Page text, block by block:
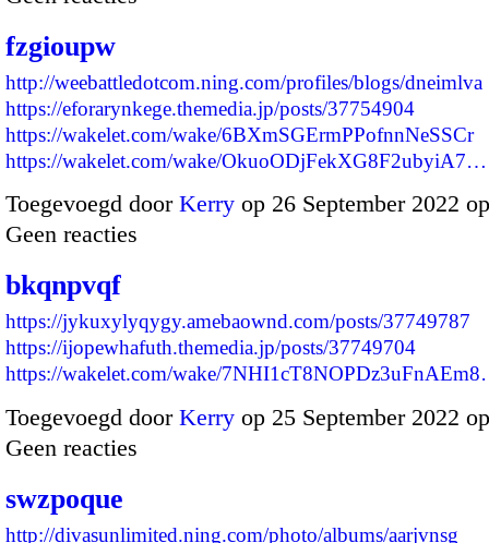
fzgioupw
http://weebattledotcom.ning.com/profiles/blogs/dneimlva
https://eforarynkege.themedia.jp/posts/37754904
https://wakelet.com/wake/6BXmSGErmPPofnnNeSSCr
https://wakelet.com/wake/OkuoODjFekXG8F2ubyiA7…
Toegevoegd door Kerry op 26 September 2022
Geen reacties
bkqnpvqf
https://jykuxylyqygy.amebaownd.com/posts/37749787
https://ijopewhafuth.themedia.jp/posts/37749704
https://wakelet.com/wake/
Toegevoegd door Kerry op 25 September 2022
Geen reacties
swzpoque
http://divasunlimited.ning.com/photo/albums/aarjvnsg